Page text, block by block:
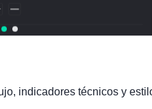
EIA
plazo
para
para
indicadores técnicos y